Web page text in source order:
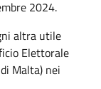
2024.
altra utile
Elettorale
Malta) nei